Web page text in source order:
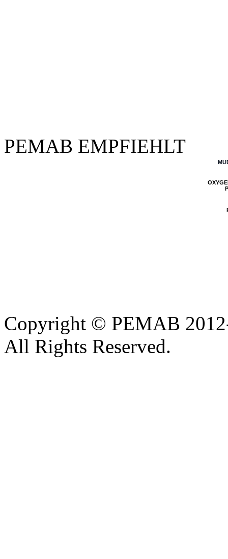
PEMAB EMPFIEHLT
Copyright © PEMAB
All Rights Reserved.